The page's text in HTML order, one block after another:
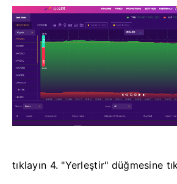
tıklayın 4. "Yerleştir" düğmesine